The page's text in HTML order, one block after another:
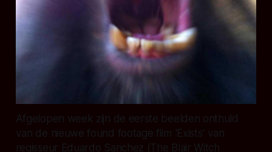
Afgelopen week zijn de eerste beelden onthuld
van de nieuwe found footage film 'Exists' van
regisseur Eduardo Sanchez (The Blair Witch